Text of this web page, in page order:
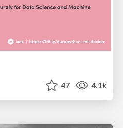
47 4.1k